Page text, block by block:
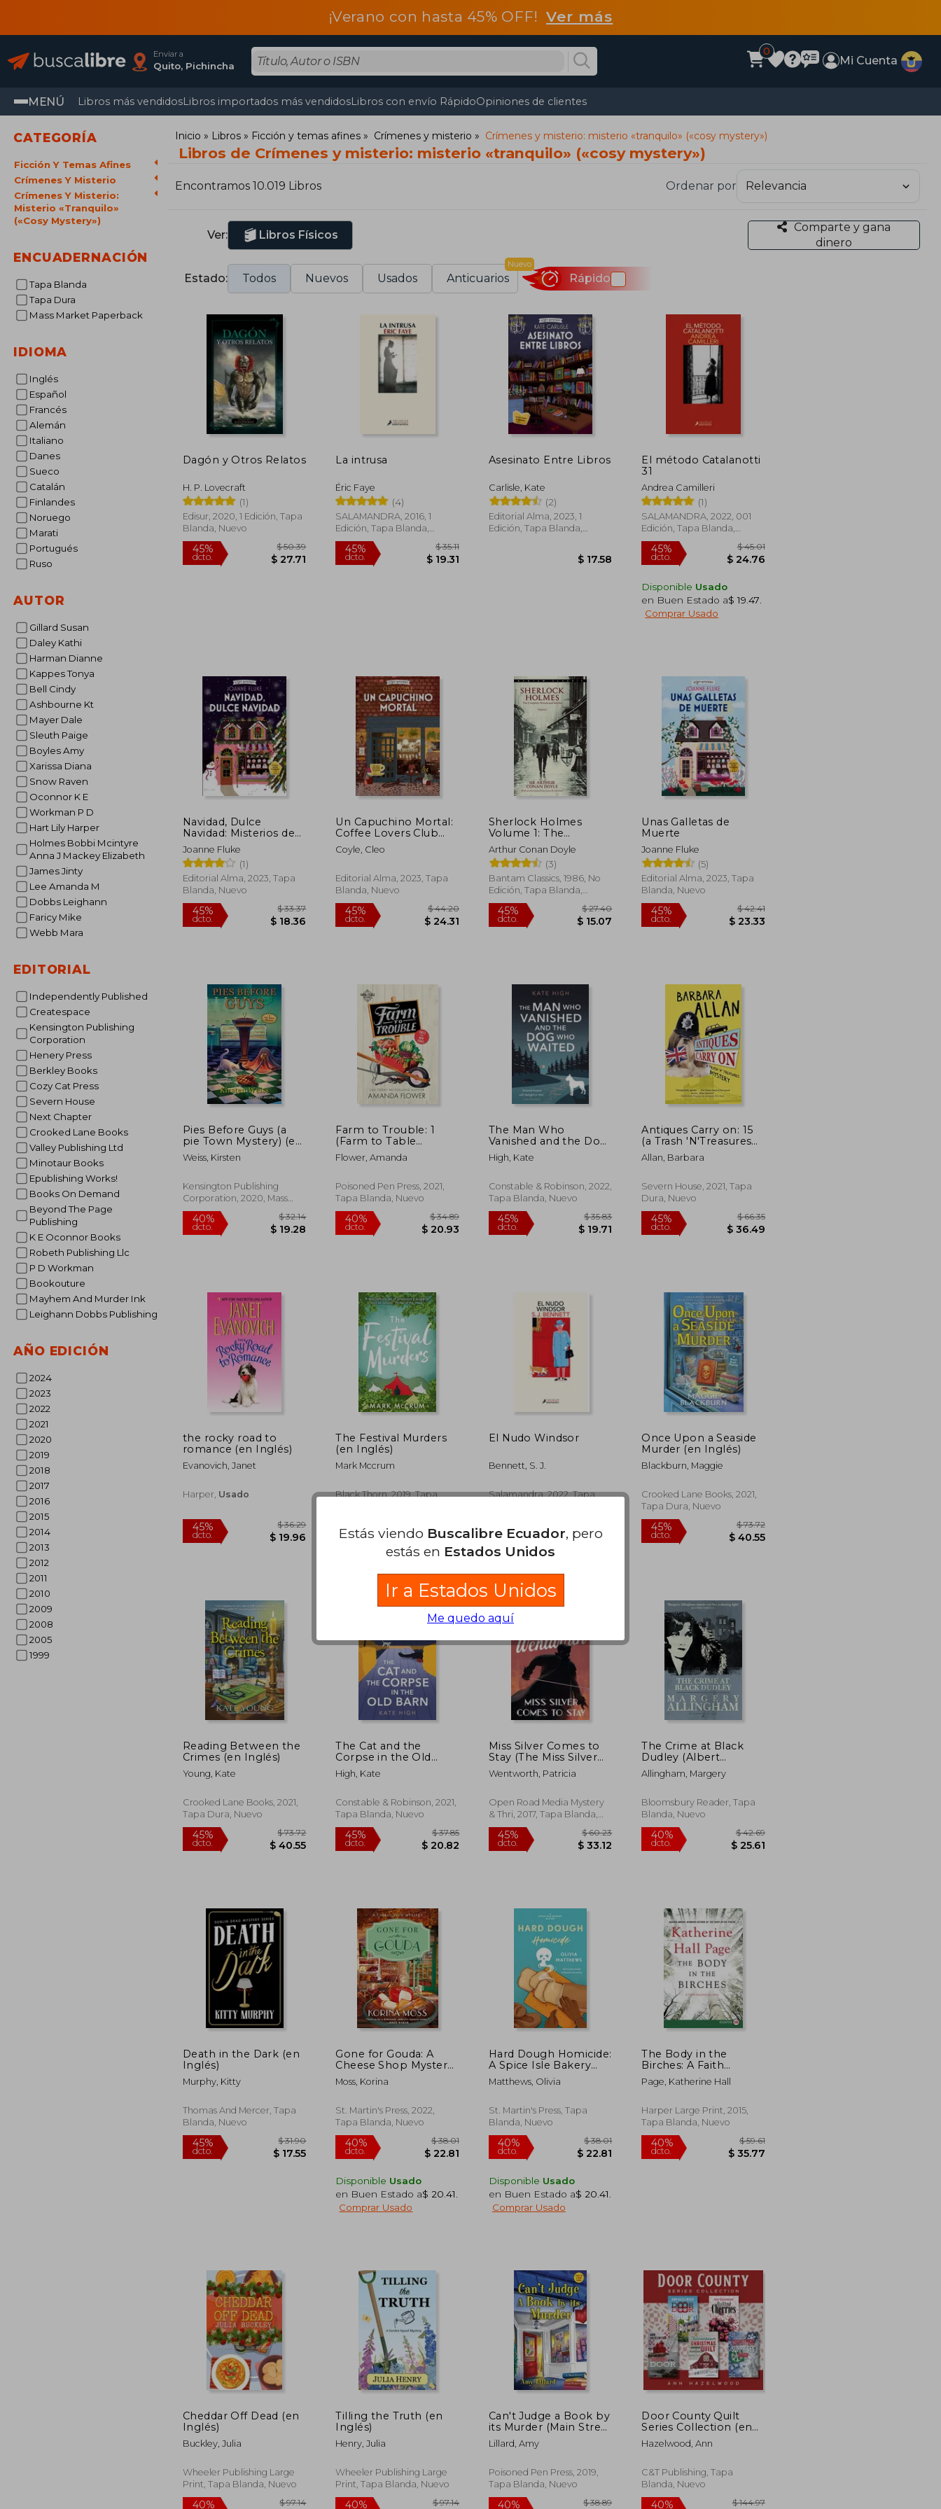
¡Verano con hasta 45% OFF!Ver más
Enviar a
Quito, Pichincha
0
Mi Cuenta
MENÚ Libros más vendidosLibros importados más vendidosLibros con envío RápidoOpiniones de clientes
CATEGORÍA
Ficción Y Temas Afines
Crímenes Y Misterio
Crímenes Y Misterio:
Misterio «Tranquilo»
(«Cosy Mystery»)
ENCUADERNACIÓN
Tapa Blanda
Tapa Dura
Mass Market Paperback
IDIOMA
Inglés
Español
Francés
Alemán
Italiano
Danes
Sueco
Catalán
Finlandes
Noruego
Marati
Portugués
Ruso
AUTOR
Gillard Susan
Daley Kathi
Harman Dianne
Kappes Tonya
Bell Cindy
Ashbourne Kt
Mayer Dale
Sleuth Paige
Boyles Amy
Xarissa Diana
Snow Raven
Oconnor K E
Workman P D
Hart Lily Harper
Holmes Bobbi Mcintyre
Anna J Mackey Elizabeth
James Jinty
Lee Amanda M
Dobbs Leighann
Faricy Mike
Webb Mara
EDITORIAL
Independently Published
Createspace
Kensington Publishing
Corporation
Henery Press
Berkley Books
Cozy Cat Press
Severn House
Next Chapter
Crooked Lane Books
Valley Publishing Ltd
Minotaur Books
Epublishing Works!
Books On Demand
Beyond The Page
Publishing
K E Oconnor Books
Robeth Publishing Llc
P D Workman
Bookouture
Mayhem And Murder Ink
Leighann Dobbs Publishing
AÑO EDICIÓN
2024
2023
2022
2021
2020
2019
2018
2017
2016
2015
2014
2013
2012
2011
2010
2009
2008
2005
1999
Inicio Libros Ficción y temas afines Crímenes y misterio Crímenes y misterio: misterio «tranquilo» («cosy mystery»)
Libros de Crímenes y misterio: misterio «tranquilo» («cosy mystery»)
Encontramos 10.019 Libros Ordenar por
Ver: Libros Físicos
Comparte y gana
dinero
Estado: Todos Nuevos Usados Anticuarios
Nuevo
Rápido
Dagón y Otros Relatos
H. P. Lovecraft
(1)
Edisur, 2020, 1 Edición, Tapa
Blanda, Nuevo
La intrusa
Éric Faye
(4)
SALAMANDRA, 2016, 1
Edición, Tapa Blanda,
Nuevo
Asesinato Entre Libros
Carlisle, Kate
(2)
Editorial Alma, 2023, 1
Edición, Tapa Blanda,
$ 17.58
El método Catalanotti
31
Andrea Camilleri
(1)
SALAMANDRA, 2022, 001
Edición, Tapa Blanda,
Nuevo
Disponible Usado
en Buen Estado a$ 19.47
Comprar Usado
Navidad, Dulce
Navidad: Misterios de
Hanna Swensen
Volume 2
Joanne Fluke
(1)
Editorial Alma, 2023, Tapa
Blanda, Nuevo
45%
dcto.
Un Capuchino Mortal:
Coffee Lovers Club
Volume 1
Coyle, Cleo
Editorial Alma, 2023, Tapa
Blanda, Nuevo
45%
dcto.
Sherlock Holmes
Volume 1: The
Complete Novels and
Stories: Vol 1 (Shelock
Holmes) (en Inglés)
Arthur Conan Doyle
(3)
Bantam Classics, 1986, No
Edición, Tapa Blanda,
Nuevo
45%
dcto. $ 15.07
Unas Galletas de
Muerte
Joanne Fluke
(5)
Editorial Alma, 2023, Tapa
Blanda, Nuevo
45%
dcto.
Pies Before Guys (a
pie Town Mystery) (en
Inglés)
Weiss, Kirsten
Kensington Publishing
Corporation, 2020, Mass
Market Paperback,
40%
dcto.
Farm to Trouble: 1
(Farm to Table
Mysteries, 1) (en
Inglés)
Flower, Amanda
Poisoned Pen Press, 2021,
Tapa Blanda, Nuevo
40%
dcto.
The Man Who
Vanished and the Dog
Who Waited (en
Inglés)
High, Kate
Constable & Robinson, 2022,
Tapa Blanda, Nuevo
45%
dcto.
$ 35.83
$ 19.71
Antiques Carry on: 15
(a Trash 'N'Treasures
Mystery, 15) (en Inglés)
Allan, Barbara
Severn House, 2021, Tapa
Dura, Nuevo
45%
dcto.
the rocky road to
romance (en Inglés)
Evanovich, Janet
Harper, Usado
45%
dcto.
The Festival Murders
(en Inglés)
Mark Mccrum
Black Thorn, 2019, Tapa
45%
dcto.
El Nudo Windsor
Bennett, S. J.
Salamandra, 2022, Tapa
40%
dcto.
$ 74.93
$ 44.96
Once Upon a Seaside
Murder (en Inglés)
Blackburn, Maggie
Crooked Lane Books, 2021,
Tapa Dura, Nuevo
45%
dcto.
Reading Between the
Crimes (en Inglés)
Young, Kate
Crooked Lane Books, 2021,
Tapa Dura, Nuevo
dcto. $ 40.55
The Cat and the
Corpse in the Old
Barn (en Inglés)
High, Kate
Constable & Robinson, 2021,
Tapa Blanda, Nuevo
dcto. $ 20.82
Miss Silver Comes to
Stay (The Miss Silver
Mysteries) (en Inglés)
Wentworth, Patricia
Open Road Media Mystery
& Thri, 2017, Tapa Blanda,
Nuevo
dcto. $ 33.12
The Crime at Black
Dudley (Albert
Campion) (en Inglés)
Allingham, Margery
Bloomsbury Reader, Tapa
Blanda, Nuevo
Death in the Dark (en
Inglés)
Murphy, Kitty
Thomas And Mercer, Tapa
Blanda, Nuevo
45%
dcto.
Gone for Gouda: A
Cheese Shop Mystery
(en Inglés)
Moss, Korina
St. Martin's Press, 2022,
Tapa Blanda, Nuevo
40%
dcto.
Disponible Usado
en Buen Estado a$ 20.41
Comprar Usado
Hard Dough Homicide:
A Spice Isle Bakery
Mystery (Spice Isle
Bakery Mysteries, 2)
Matthews, Olivia
St. Martin's Press, Tapa
Blanda, Nuevo
40%
dcto.
$ 38.01
$ 22.81
Disponible Usado
en Buen Estado a$ 20.41
Comprar Usado
The Body in the
Birches: A Faith
Fairchild Mystery (en
Inglés)
Page, Katherine Hall
Harper Large Print, 2015,
Tapa Blanda, Nuevo
40%
dcto.
Cheddar Off Dead (en
Inglés)
Buckley, Julia
Wheeler Publishing Large
Print, Tapa Blanda, Nuevo
Tilling the Truth (en
Inglés)
Henry, Julia
Wheeler Publishing Large
Print, Tapa Blanda, Nuevo
Can't Judge a Book by
its Murder (Main Street
Book Club Mysteries)
(en Inglés)
Lillard, Amy
Poisoned Pen Press, 2019,
Tapa Blanda, Nuevo
Door County Quilt
Series Collection (en
Inglés)
Hazelwood, Ann
C&T Publishing, Tapa
Blanda, Nuevo
Estás viendo Buscalibre Ecuador, pero
estás en Estados Unidos
Ir a Estados Unidos
Me quedo aquí